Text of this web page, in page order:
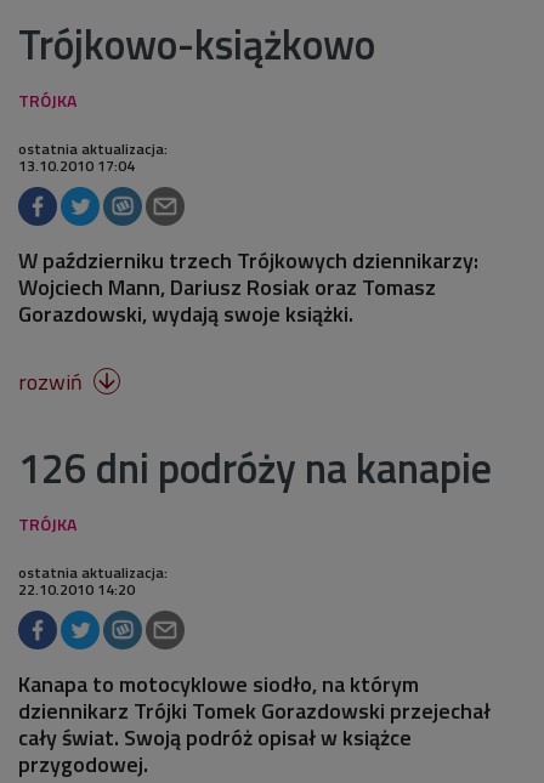
Trójkowo-książkowo
ostatnia aktualizacja:
13.10.2010 17:04
W październiku trzech Trójkowych dziennikarzy:
Wojciech Mann, Dariusz Rosiak oraz Tomasz
Gorazdowski, wydają swoje książki.
rozwiń 
126 dni podróży na kanapie
ostatnia aktualizacja:
22.10.2010 14:20
Kanapa to motocyklowe siodło, na którym
dziennikarz Trójki Tomek Gorazdowski przejechał
cały świat. Swoją podróż opisał w książce
przygodowej.